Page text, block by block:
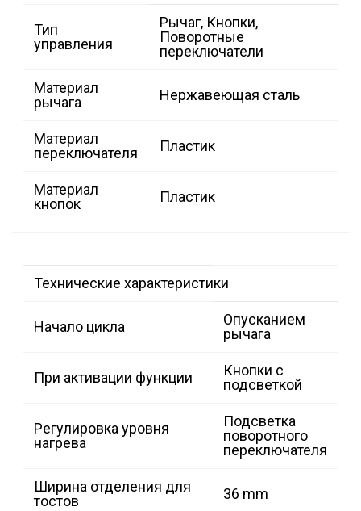
Тип
управления
Рычаг, Кнопки,
Поворотные
переключатели
Материал
рычага
Нержавеющая сталь
Материал
переключателя
Пластик
Материал
кнопок
Пластик
Технические характеристики
Начало цикла
Опусканием
рычага
При активации функции
Кнопки с
подсветкой
Регулировка уровня
нагрева
Подсветка
поворотного
переключателя
Ширина отделения для
тостов
36 mm